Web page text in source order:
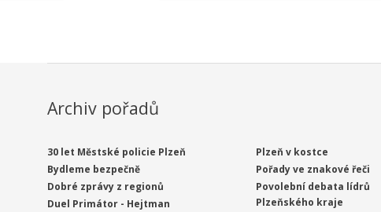
Archiv pořadů
30 let Městské policie Plzeň
Bydleme bezpečně
Dobré zprávy z regionů
Duel Primátor - Hejtman
Plzeň v kostce
Pořady ve znakové řeči
Povolební debata lídrů
Plzeňského kraje